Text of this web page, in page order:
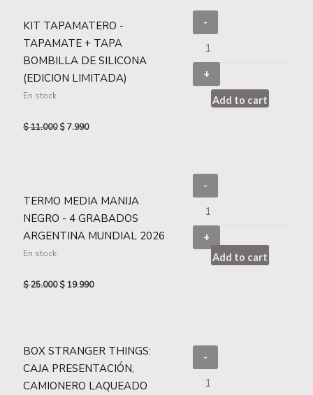
KIT TAPAMATERO -
TAPAMATE + TAPA
BOMBILLA DE SILICONA
(EDICION LIMITADA)
En stock
$11.000 $7.990
-
+
Add to cart
TERMO MEDIA MANIJA
NEGRO - 4 GRABADOS
ARGENTINA MUNDIAL 2026
En stock
$25.000 $ 19.990
-
+
Add to cart
BOX STRANGER THINGS:
CAJA PRESENTACIÓN,
CAMIONERO LAQUEADO
-